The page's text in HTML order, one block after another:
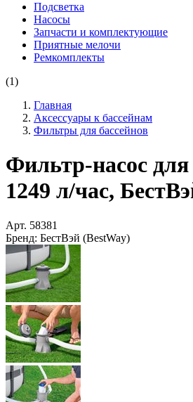
Подсветка
Насосы
Запчасти и комплектующие
Приятные мелочи
Ремкомплекты
(1)
Главная
Аксессуары к бассейнам
Фильтры для бассейнов
Фильтр-насос для
1249 л/час,
Арт. 58381
Бренд: БестВэй (BestWay)